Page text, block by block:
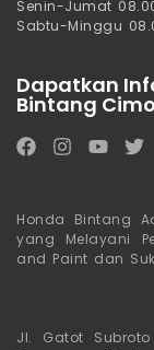
Senin-Jumat
Sabtu-Minggu
Dapatkan
Bintang
Honda Bintang
yang Melayani
and Paint dan
Jl. Gatot